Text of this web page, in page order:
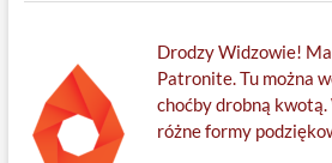
Drodzy Widzowie!
Patronite. Tu można
choćby drobną
różne formy